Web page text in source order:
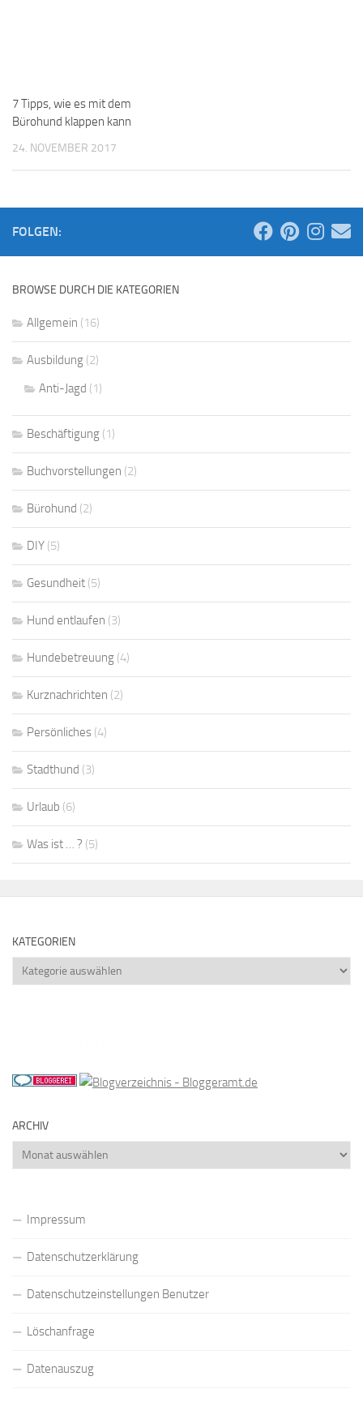
7 Tipps, wie es mit dem
Bürohund klappen kann
24. NOVEMBER 2017
FOLGEN:
BROWSE DURCH DIE KATEGORIEN
Allgemein (16)
Ausbildung (2)
Anti-Jagd (1)
Beschäftigung (1)
Buchvorstellungen (2)
Bürohund (2)
DIY (5)
Gesundheit (5)
Hund entlaufen (3)
Hundebetreuung (4)
Kurznachrichten (2)
Persönliches (4)
Stadthund (3)
Urlaub (6)
Was ist … ? (5)
KATEGORIEN
Kategorien
ARCHIV
Archiv
Impressum
Datenschutzerklärung
Datenschutzeinstellungen Benutzer
Löschanfrage
Datenauszug